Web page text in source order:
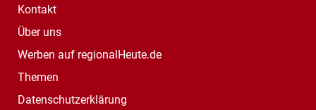
Kontakt
Über uns
Werben auf regionalHeute.de
Themen
Datenschutzerklärung